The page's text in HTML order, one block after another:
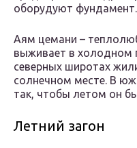
оборудуют фундамент.
Аям цемани –
выживает в холодном
северных широтах
солнечном месте. В
так, чтобы летом он
Летний загон